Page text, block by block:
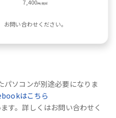
7,400円/税別
お問い合わせください。
ソコンが別途必要になりま
はこちら
す。詳しくはお問い合わせく